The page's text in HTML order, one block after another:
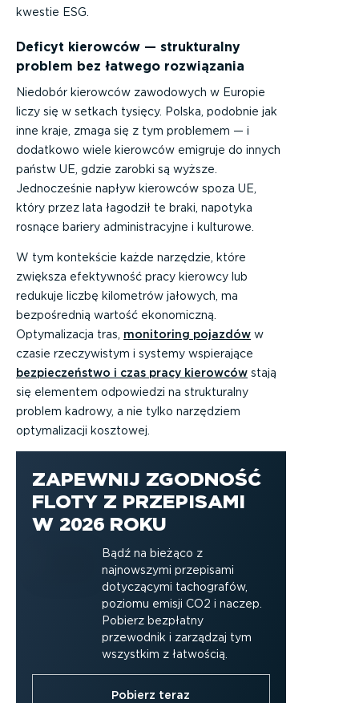
kwestie ESG.
Deficyt kierowców — strukturalny
problem bez łatwego rozwiązania
Niedobór kierowców zawodowych w Europie
liczy się w setkach tysięcy. Polska, podobnie jak
inne kraje, zmaga się z tym problemem — i
dodatkowo wiele kierowców emigruje do innych
państw UE, gdzie zarobki są wyższe.
Jednocześnie napływ kierowców spoza UE,
który przez lata łagodził te braki, napotyka
rosnące bariery administracyjne i kulturowe.
W tym kontekście każde narzędzie, które
zwiększa efektywność pracy kierowcy lub
redukuje liczbę kilometrów jałowych, ma
bezpośrednią wartość ekonomiczną.
Optymalizacja tras, monitoring pojazdów w
czasie rzeczywistym i systemy wspierające
bezpieczeństwo i czas pracy kierowców stają
się elementem odpowiedzi na strukturalny
problem kadrowy, a nie tylko narzędziem
optymalizacji kosztowej.
ZAPEWNIJ ZGODNOŚĆ
FLOTY Z PRZEPISAMI
W 2026 ROKU
Bądź na bieżąco z
najnowszymi przepisami
dotyczącymi tachografów,
poziomu emisji CO2 i naczep.
Pobierz bezpłatny
przewodnik i zarządzaj tym
wszystkim z łatwością.
Pobierz teraz